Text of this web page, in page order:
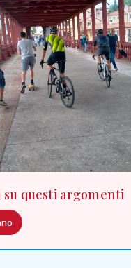
su questi argomenti